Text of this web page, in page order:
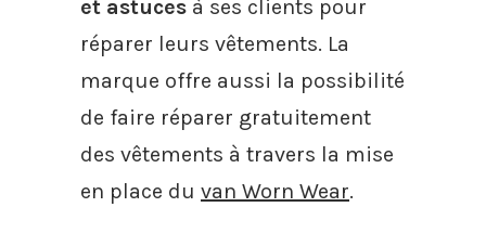
et astuces à ses clients pour
réparer leurs vêtements. La
marque offre aussi la possibilité
de faire réparer gratuitement
des vêtements à travers la mise
en place du van Worn Wear.